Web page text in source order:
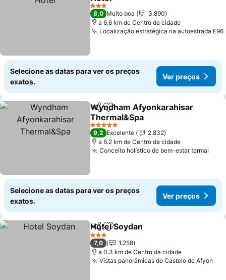
3 Estrelas
8,0 Muito boa
3.890
a 6.6 km de Centro da cidade
Localização estratégica na autoestrada E96
Selecione as datas para ver os preços
exatos.
Ver preços
PartilharAdicionar aos favoritos
Wyndham Afyonkarahisar
Thermal&Spa
5 Estrelas
9,2 Excelente
2.832
a 6.2 km de Centro da cidade
Conceito holístico de bem-estar termal
Selecione as datas para ver os preços
exatos.
Ver preços
PartilharAdicionar aos favoritos
Hotel Soydan
3 Estrelas
7,0
1.258
a 0.3 km de Centro da cidade
Vistas panorâmicas do Castelo de Afyon